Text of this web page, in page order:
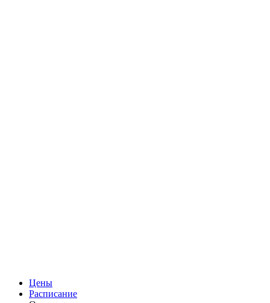
Цены
Расписание